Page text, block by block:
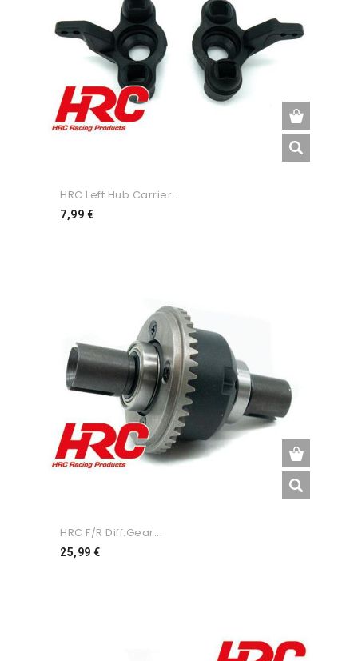
HRC Left Hub Carrier...
7,99 €Preço
HRC F/R Diff.Gear...
25,99 €Preço